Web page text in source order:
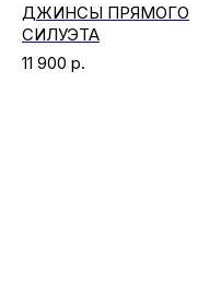
ДЖИНСЫ ПРЯМОГО
СИЛУЭТА
11 900 р.